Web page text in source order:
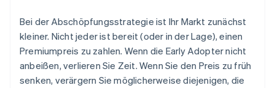
Bei der Abschöpfungsstrategie ist Ihr Markt zunächst
kleiner. Nicht jeder ist bereit (oder in der Lage), einen
Premiumpreis zu zahlen. Wenn die Early Adopter nicht
anbeißen, verlieren Sie Zeit. Wenn Sie den Preis zu früh
senken, verärgern Sie möglicherweise diejenigen, die